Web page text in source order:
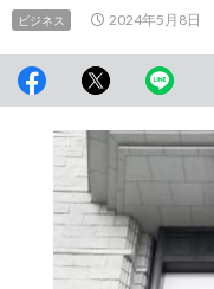
ビジネス 2024年5月8日